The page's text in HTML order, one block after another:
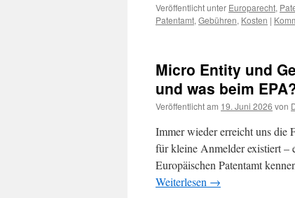
Veröffentlicht unter Europarecht,
Patentamt, Gebühren, Kosten |
Micro Entity und
und was beim
Veröffentlicht am 19. Juni 2026 von
Immer wieder erreicht uns die
für kleine Anmelder existiert –
Europäischen Patentamt
Weiterlesen →